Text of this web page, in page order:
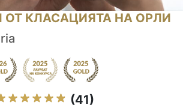
ОТ КЛАСАЦИЯТА НА ОРЛИ
(41)